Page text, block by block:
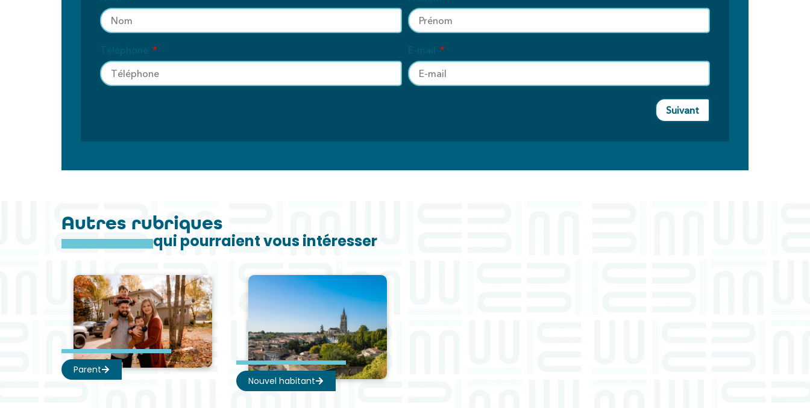
Téléphone E-mail
Suivant
Autres rubriques
qui pourraient vous intéresser
Parent
Nouvel habitant